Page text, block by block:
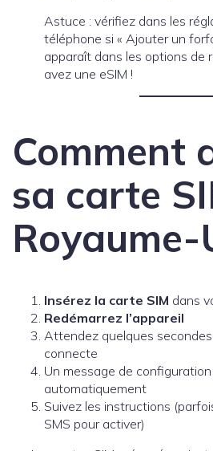
Astuce : vérifiez dans les
téléphone si « Ajouter un
apparaît dans les options de
avez une eSIM !
Comment
sa carte
Royaume-
Insérez la carte SIM dans
Redémarrez l’appareil
Attendez quelques
connecte
Un message de
automatiquement
Suivez les instructions
SMS pour activer)